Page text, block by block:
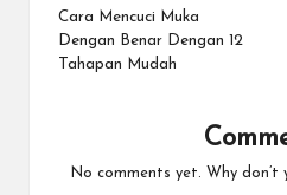
navigation
Cara Mencuci Muka
Dengan Benar Dengan 12
Tahapan Mudah
No comments yet. Why